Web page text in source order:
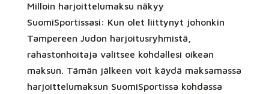
Milloin harjoittelumaksu näkyy
SuomiSportissasi: Kun olet liittynyt johonkin
Tampereen Judon harjoitusryhmistä,
rahastonhoitaja valitsee kohdallesi oikean
maksun. Tämän jälkeen voit käydä maksamassa
harjoittelumaksun SuomiSportissa kohdassa